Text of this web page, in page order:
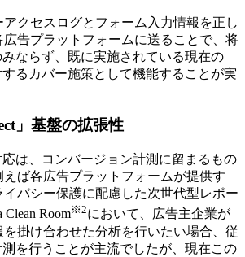
アクセスログとフォーム入力情報を正し
広告プラットフォームに送ることで、将
ならず、既に実施されている現在の
るカバー施策として機能することが実
」基盤の拡張性
は、コンバージョン計測に留まるもの
ば各広告プラットフォームが提供す
イバシー保護に配慮した次世代型レポー
Room※2において、広告主企業が
を掛け合わせた分析を行いたい場合、従
を行うことが主流でしたが、現在この